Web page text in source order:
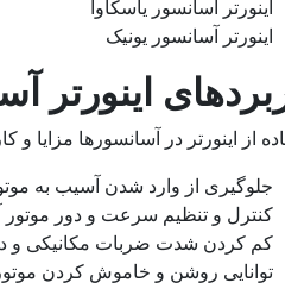
اینورتر آسانسور یاسکاوا
اینورتر آسانسور یونیک
اینورتر
از اینورتر در آسانسورها مزایا
جلوگیری از وارد شدن آسیب به
کنترل و تنظیم سرعت و دور موتور
کم کردن شدت ضربات مکانیکی و
توانایی روشن و خاموش کردن